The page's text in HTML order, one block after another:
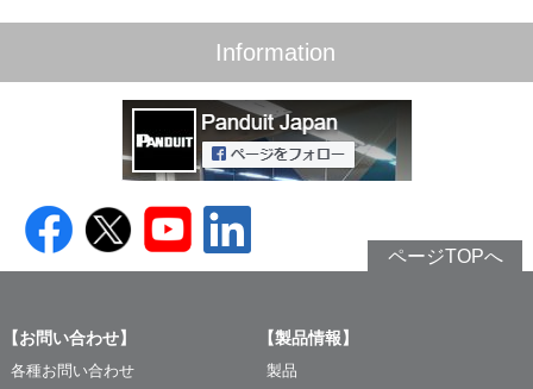
Information
ページTOPへ
【お問い合わせ】
各種お問い合わせ
【製品情報】
製品